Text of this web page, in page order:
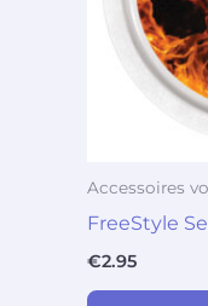
Accessoires
FreeStyle
€2.95